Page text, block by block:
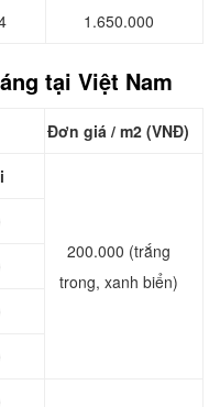
1.650.000
tại Việt Nam
Đơn giá / m2 (VNĐ)
200.000 (trắng
trong, xanh biển)